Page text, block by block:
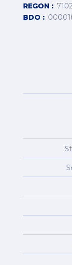
REGON
BDO